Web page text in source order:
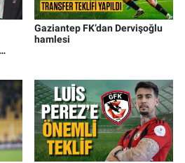
Gaziantep FK’dan Dervişoğlu
hamlesi